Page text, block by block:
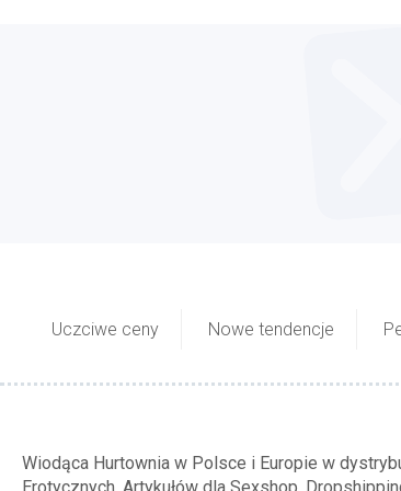
Uczciwe ceny Nowe tendencje
Wiodąca Hurtownia w Polsce i Europie w